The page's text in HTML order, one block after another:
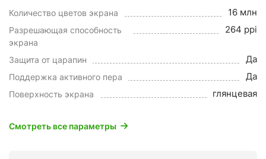
Количество цветов экрана 16 млн
Разрешающая способность
экрана
264 ppi
Защита от царапин Да
Поддержка активного пера Да
Поверхность экрана глянцевая
Смотреть все параметры